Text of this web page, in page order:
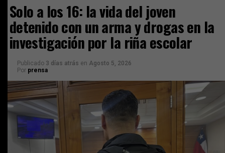
Solo a los 16: la vida del joven
detenido con un arma y drogas en la
investigación por la riña escolar
Publicado 3 días atrás en Agosto 5, 2026
Por prensa